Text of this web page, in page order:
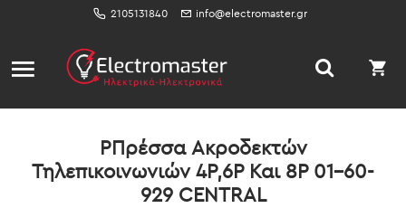
2105131840 info@electromaster.gr
PΠρέσσα Ακροδεκτών
Τηλεπικοινωνιών 4P,6P Και 8P 01-60-
929 CENTRAL